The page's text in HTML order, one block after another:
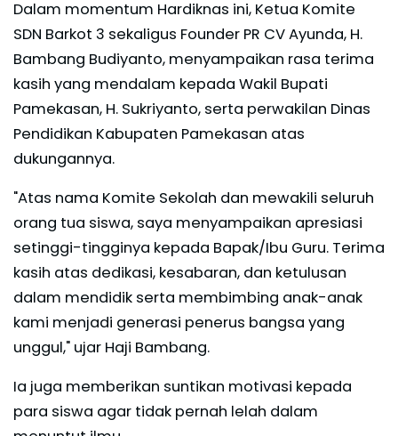
Dalam momentum Hardiknas ini, Ketua Komite
SDN Barkot 3 sekaligus Founder PR CV Ayunda, H.
Bambang Budiyanto, menyampaikan rasa terima
kasih yang mendalam kepada Wakil Bupati
Pamekasan, H. Sukriyanto, serta perwakilan Dinas
Pendidikan Kabupaten Pamekasan atas
dukungannya.
"Atas nama Komite Sekolah dan mewakili seluruh
orang tua siswa, saya menyampaikan apresiasi
setinggi-tingginya kepada Bapak/Ibu Guru. Terima
kasih atas dedikasi, kesabaran, dan ketulusan
dalam mendidik serta membimbing anak-anak
kami menjadi generasi penerus bangsa yang
unggul," ujar Haji Bambang.
Ia juga memberikan suntikan motivasi kepada
para siswa agar tidak pernah lelah dalam